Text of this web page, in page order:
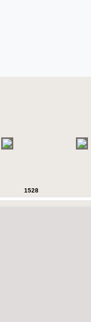
1528